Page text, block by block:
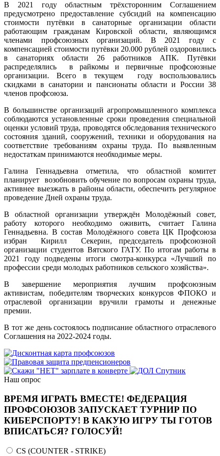
В 2021 году областным трёхсторонним Соглашением
предусмотрено предоставление субсидий на компенсацию
стоимости путёвки в санаторные организации области
работающим гражданам Кировской области, являющимся
членами профсоюзных организаций. В 2021 году с
компенсацией стоимости путёвки 20.000 рублей оздоровились
в санаториях области 26 работников АПК. Путёвки
распределялись в райкомы и первичные профсоюзные
организации. Всего в текущем году воспользовались
скидками в санатории и пансионаты области и России 38
членов профсоюза.
В большинстве организаций агропромышленного комплекса
соблюдаются установленные сроки проведения специальной
оценки условий труда, проводятся обследования технического
состояния зданий, сооружений, техники и оборудования на
соответствие требованиям охраны труда. По выявленным
недостаткам принимаются необходимые меры.
Галина Геннадьевна отметила, что областной комитет
планирует возобновить обучение по вопросам охраны труда,
активнее выезжать в районы области, обеспечить регулярное
проведение Дней охраны труда.
В областной организации утверждён Молодёжный совет,
работу которого необходимо оживить, считает Галина
Геннадьевна. В состав Молодёжного совета ЦК Профсоюза
избран Кирилл Секерин, председатель профсоюзной
организации студентов Вятского ГАТУ. По итогам работы в
2021 году подведены итоги смотра-конкурса «Лучший по
профессии среди молодых работников сельского хозяйства».
В завершение мероприятия лучшим профсоюзным
активистам, победителям творческих конкурсов ФПОКО и
отраслевой организации вручили грамоты и денежные
премии.
В тот же день состоялось подписание областного отраслевого
Соглашения на 2022-2024 годы.
Наш опрос
ВРЕМЯ ИГРАТЬ ВМЕСТЕ! ФЕДЕРАЦИЯ
ПРОФСОЮЗОВ ЗАПУСКАЕТ ТУРНИР ПО
КИБЕРСПОРТУ! В КАКУЮ ИГРУ ТЫ ГОТОВ
ВПИСАТЬСЯ? ГОЛОСУЙ!
CS (COUNTER - STRIKE)